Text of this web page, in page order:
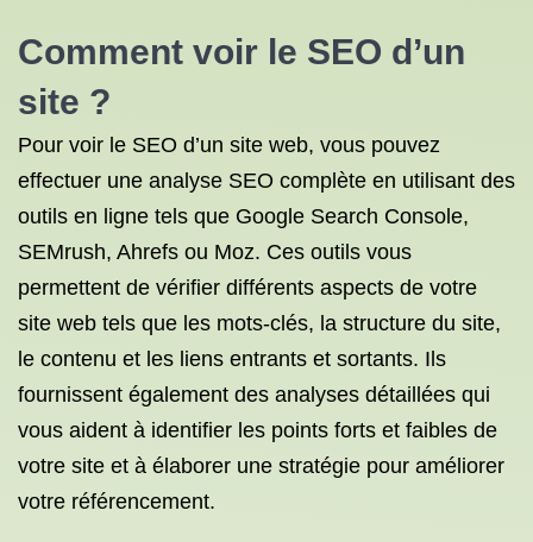
Comment voir le SEO d’un
site ?
Pour voir le SEO d’un site web, vous pouvez
effectuer une analyse SEO complète en utilisant des
outils en ligne tels que Google Search Console,
SEMrush, Ahrefs ou Moz. Ces outils vous
permettent de vérifier différents aspects de votre
site web tels que les mots-clés, la structure du site,
le contenu et les liens entrants et sortants. Ils
fournissent également des analyses détaillées qui
vous aident à identifier les points forts et faibles de
votre site et à élaborer une stratégie pour améliorer
votre référencement.